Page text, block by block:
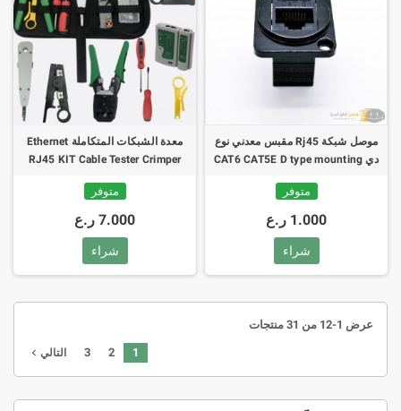
موصل شبكة Rj45 مقبس معدني نوع
دي CAT6 CAT5E D type mounting
متوفر
1.000 ر.ع
شراء
معدة الشبكات المتكاملة Ethernet
RJ45 KIT Cable Tester Crimper
متوفر
7.000 ر.ع
شراء
عرض 1-12 من 31 منتجات
1
2
3 التالي navigate_next